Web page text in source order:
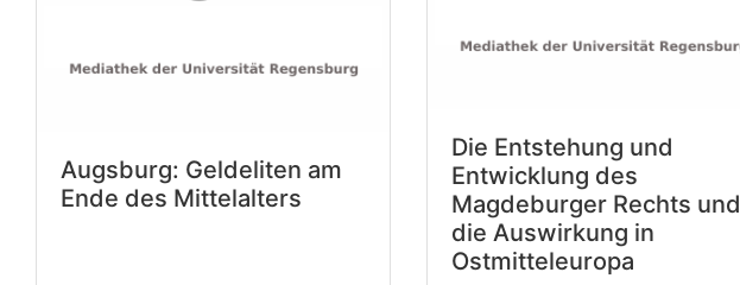
Augsburg: Geldeliten am
Ende des Mittelalters
Die Entstehung und
Entwicklung des
Magdeburger Rechts und
die Auswirkung in
Ostmitteleuropa